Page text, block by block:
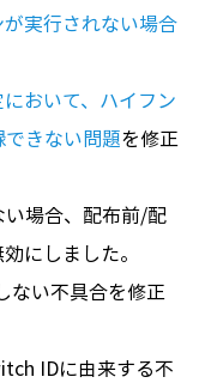
実行されない場合
おいて、ハイフン
きない問題を修正
場合、配布前/配
にしました。
ない不具合を修正
IDに由来する不